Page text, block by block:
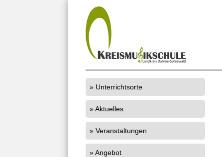
Unterrichtsorte
Aktuelles
Veranstaltungen
Angebot